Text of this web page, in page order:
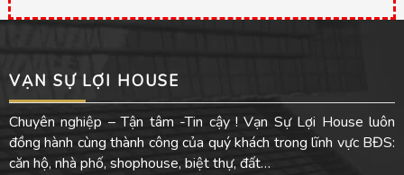
VẠN SỰ LỢI HOUSE
Chuyên nghiệp – Tận tâm -Tin cậy ! Vạn Sự Lợi House luôn
đồng hành cùng thành công của quý khách trong lĩnh vực BĐS:
căn hộ, nhà phố, shophouse, biệt thự, đất…